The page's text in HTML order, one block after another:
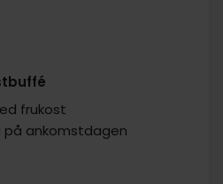
frukost
ankomstdagen